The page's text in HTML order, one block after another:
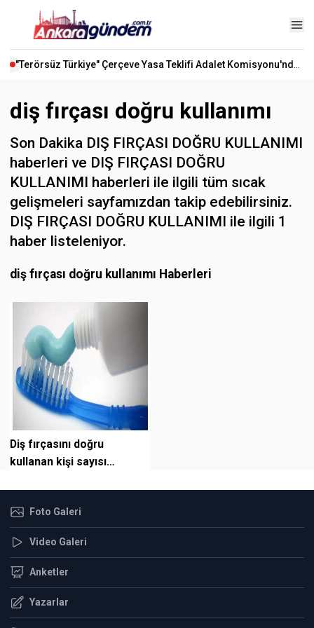
diş fırçası doğru kullanımı
Son Dakika DIŞ FIRÇASI DOĞRU KULLANIMI
haberleri ve DIŞ FIRÇASI DOĞRU
KULLANIMI haberleri ile ilgili tüm sıcak
gelişmeleri sayfamızdan takip edebilirsiniz.
DIŞ FIRÇASI DOĞRU KULLANIMI ile ilgili 1
haber listeleniyor.
diş fırçası doğru kullanımı Haberleri
Diş fırçasını doğru
kullanan kişi sayısı
Foto Galeri
Video Galeri
Anketler
Yazarlar